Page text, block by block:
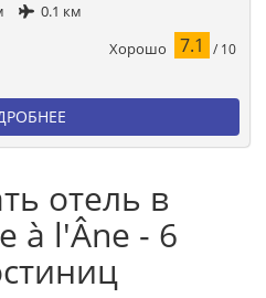
0.1 км
Хорошо 7.1 / 10
отель в
à l'Âne - 6